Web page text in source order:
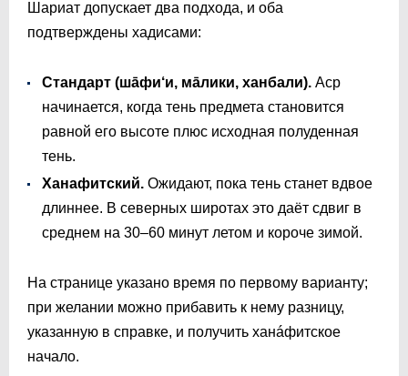
Шариат допускает два подхода, и оба
подтверждены хадисами:
Стандарт (шāфи‘и, мāлики, ханбали). Аср
начинается, когда тень предмета становится
равной его высоте плюс исходная полуденная
тень.
Ханафитский. Ожидают, пока тень станет вдвое
длиннее. В северных широтах это даёт сдвиг в
среднем на 30–60 минут летом и короче зимой.
На странице указано время по первому варианту;
при желании можно прибавить к нему разницу,
указанную в справке, и получить ханáфитское
начало.